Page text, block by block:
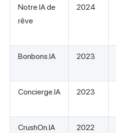
Notre IA de
rêve
2024
Bonbons.IA 2023
Concierge.IA 2023
CrushOn.IA 2022